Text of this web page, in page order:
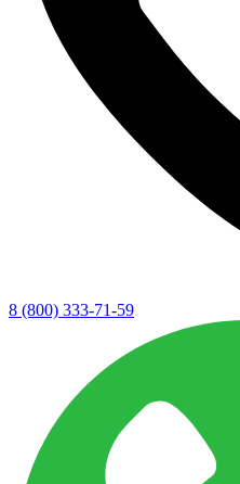
8 (800) 333-71-59